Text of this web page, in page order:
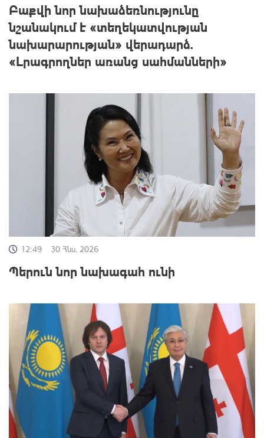
Բաքվի նոր նախաձեռնությունը
նշանակում է «տեղեկատվության
նախարարության» վերադարձ.
«Լրագրողներ առանց սահմանների»
12:49 30 Հնս, 2026
Պերուն նոր նախագահ ունի